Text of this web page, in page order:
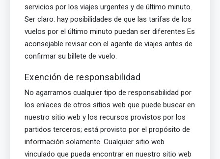
servicios por los viajes urgentes y de último minuto.
Ser claro: hay posibilidades de que las tarifas de los
vuelos por el último minuto puedan ser diferentes Es
aconsejable revisar con el agente de viajes antes de
confirmar su billete de vuelo.
Exención de responsabilidad
No agarramos cualquier tipo de responsabilidad por
los enlaces de otros sitios web que puede buscar en
nuestro sitio web y los recursos provistos por los
partidos terceros; está provisto por el propósito de
información solamente. Cualquier sitio web
vinculado que pueda encontrar en nuestro sitio web